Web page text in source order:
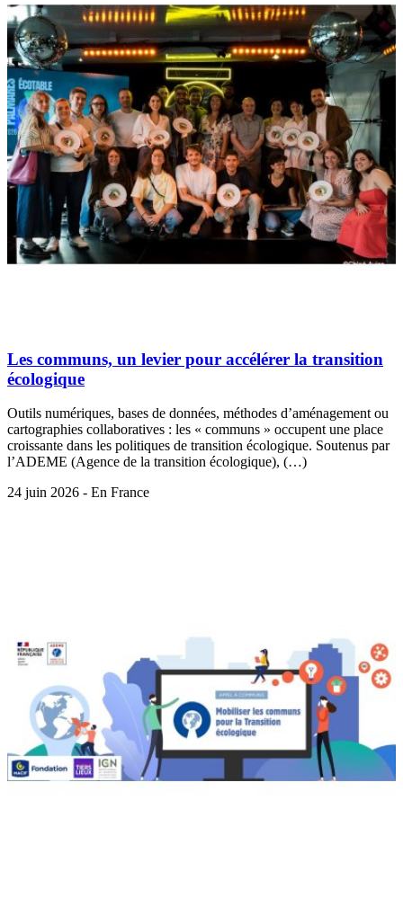
Les communs, un levier pour accélérer la transition
écologique
Outils numériques, bases de données, méthodes d’aménagement ou
cartographies collaboratives : les « communs » occupent une place
croissante dans les politiques de transition écologique. Soutenus par
l’ADEME (Agence de la transition écologique), (…)
24 juin 2026 - En France